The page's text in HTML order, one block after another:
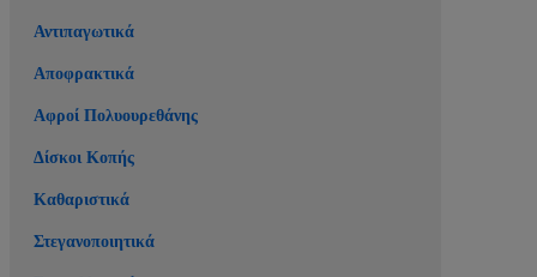
Αντιπαγωτικά
Αποφρακτικά
Αφροί Πολυουρεθάνης
Δίσκοι Κοπής
Καθαριστικά
Στεγανοποιητικά